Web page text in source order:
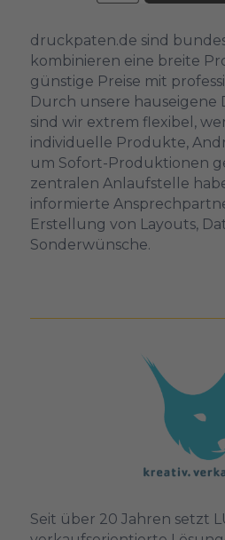
druckpaten.de sind
kombinieren eine breite
günstige Preise mit
Durch unsere hauseigene
sind wir extrem flexibel,
individuelle Produkte,
um Sofort-Produktionen
zentralen Anlaufstelle
informierte
Erstellung von Layouts,
Sonderwünsche.
Seit über 20 Jahren setzt